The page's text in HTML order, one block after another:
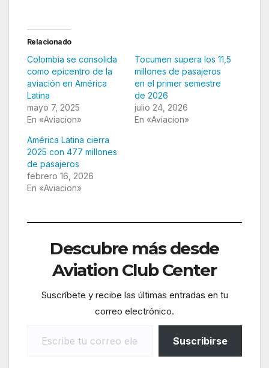
Relacionado
Colombia se consolida
como epicentro de la
aviación en América
Latina
mayo 7, 2025
En «Aviacion»
Tocumen supera los 11,5
millones de pasajeros
en el primer semestre
de 2026
julio 24, 2026
En «Aviacion»
América Latina cierra
2025 con 477 millones
de pasajeros
febrero 16, 2026
En «Aviacion»
Descubre más desde
Aviation Club Center
Suscríbete y recibe las últimas entradas en tu
correo electrónico.
Suscribirse